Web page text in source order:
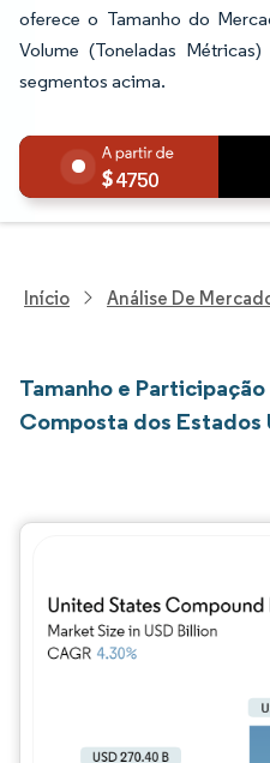
oferece o Tamanho do
Volume (Toneladas
segmentos acima.
4750
Início Análise De
Tamanho e
Composta dos Estados